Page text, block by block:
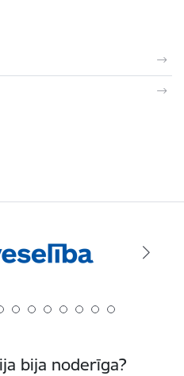
bija noderīga?